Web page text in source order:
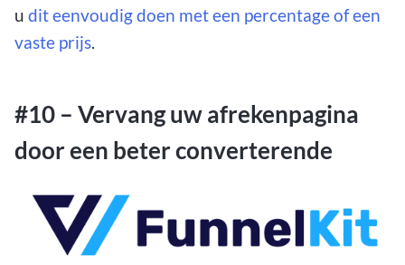
u dit eenvoudig doen met een percentage of een
vaste prijs.
#10 – Vervang uw afrekenpagina
door een beter converterende